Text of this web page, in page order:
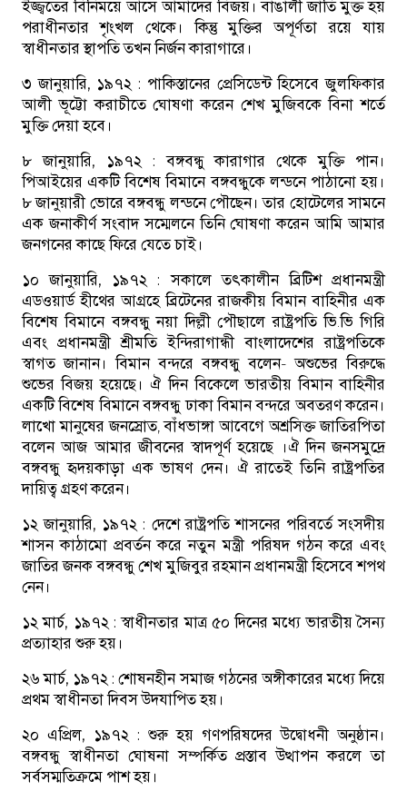
ইজ্জ্বতের বিনিময়ে আসে আমাদের বিজয়। বাঙালী জাতি মুক্ত হয়
পরাধীনতার শৃংখল থেকে। কিন্তু মুক্তির অপূর্ণতা রয়ে যায়
স্বাধীনতার স্থাপতি তখন নির্জন কারাগারে।
৩ জানুয়ারি, ১৯৭২ : পাকিস্তানের প্রেসিডেন্ট হিসেবে জুলফিকার
আলী ভূট্টো করাচীতে ঘোষণা করেন শেখ মুজিবকে বিনা শর্তে
মুক্তি দেয়া হবে।
৮ জানুয়ারি, ১৯৭২ : বঙ্গবন্ধু কারাগার থেকে মুক্তি পান।
পিআইয়ের একটি বিশেষ বিমানে বঙ্গবন্ধুকে লন্ডনে পাঠানো হয়।
৮ জানুয়ারী ভোরে বঙ্গবন্ধু লন্ডনে পৌছেন। তার হোটেলের সামনে
এক জনাকীর্ণ সংবাদ সম্মেলনে তিনি ঘোষণা করেন আমি আমার
জনগনের কাছে ফিরে যেতে চাই।
১০ জানুয়ারি, ১৯৭২ : সকালে তৎকালীন ব্রিটিশ প্রধানমন্ত্রী
এডওয়ার্ড হীথের আগ্রহে ব্রিটেনের রাজকীয় বিমান বাহিনীর এক
বিশেষ বিমানে বঙ্গবন্ধু নয়া দিল্লী পৌছালে রাষ্ট্রপতি ভি.ভি গিরি
এবং প্রধানমন্ত্রী শ্রীমতি ইন্দিরাগান্ধী বাংলাদেশের রাষ্ট্রপতিকে
স্বাগত জানান। বিমান বন্দরে বঙ্গবন্ধু বলেন- অশুভের বিরুদ্ধে
শুভের বিজয় হয়েছে। ঐ দিন বিকেলে ভারতীয় বিমান বাহিনীর
একটি বিশেষ বিমানে বঙ্গবন্ধু ঢাকা বিমান বন্দরে অবতরণ করেন।
লাখো মানুষের জনস্রোত, বাঁধভাঙ্গা আবেগে অশ্রসিক্ত জাতিরপিতা
বলেন আজ আমার জীবনের স্বাদপূর্ণ হয়েছে ।ঐ দিন জনসমুদ্রে
বঙ্গবন্ধু হৃদয়কাড়া এক ভাষণ দেন। ঐ রাতেই তিনি রাষ্ট্রপতির
দায়িত্ব গ্রহণ করেন।
১২ জানুয়ারি, ১৯৭২ : দেশে রাষ্ট্রপতি শাসনের পরিবর্তে সংসদীয়
শাসন কাঠামো প্রবর্তন করে নতুন মন্ত্রী পরিষদ গঠন করে এবং
জাতির জনক বঙ্গবন্ধু শেখ মুজিবুর রহমান প্রধানমন্ত্রী হিসেবে শপথ
নেন।
১২ মার্চ, ১৯৭২ : স্বাধীনতার মাত্র ৫০ দিনের মধ্যে ভারতীয় সৈন্য
প্রত্যাহার শুরু হয়।
২৬ মার্চ, ১৯৭২ : শোষনহীন সমাজ গঠনের অঙ্গীকারের মধ্যে দিয়ে
প্রথম স্বাধীনতা দিবস উদযাপিত হয়।
২০ এপ্রিল, ১৯৭২ : শুরু হয় গণপরিষদের উদ্বোধনী অনুষ্ঠান।
বঙ্গবন্ধু স্বাধীনতা ঘোষনা সম্পর্কিত প্রস্তাব উত্থাপন করলে তা
সর্বসম্মতিক্রমে পাশ হয়।